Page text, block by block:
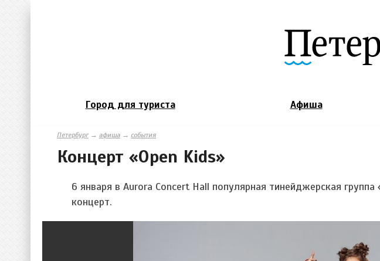
Город для туриста Афиша
Петербург→ афиша → события
Концерт «Open Kids»
6 января в Aurora Concert Hall популярная тинейджерская
концерт.